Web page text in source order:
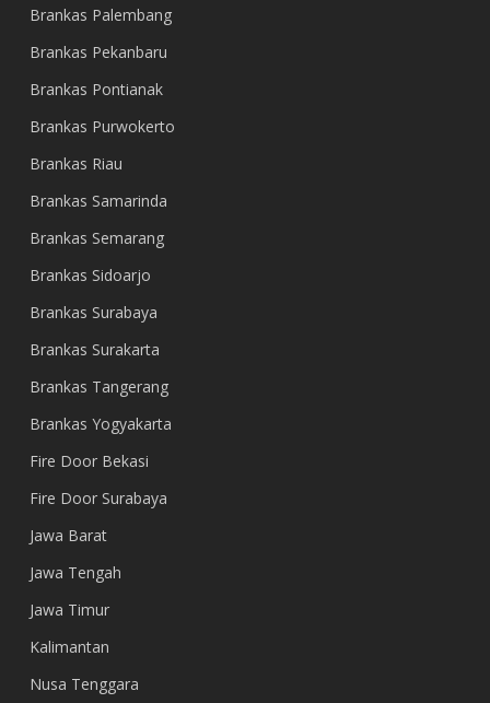
Brankas Palembang
Brankas Pekanbaru
Brankas Pontianak
Brankas Purwokerto
Brankas Riau
Brankas Samarinda
Brankas Semarang
Brankas Sidoarjo
Brankas Surabaya
Brankas Surakarta
Brankas Tangerang
Brankas Yogyakarta
Fire Door Bekasi
Fire Door Surabaya
Jawa Barat
Jawa Tengah
Jawa Timur
Kalimantan
Nusa Tenggara